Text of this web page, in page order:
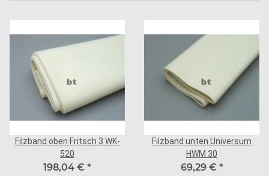
Filzband oben Fritsch 3 WK-
520
198,04 € *
Filzband unten Universum
HWM 30
69,29 € *